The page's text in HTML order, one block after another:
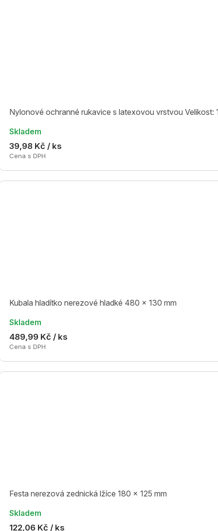
Nylonové ochranné rukavice s latexovou vrstvou Velikost:
Skladem
39,98 Kč / ks
Cena s DPH
Kubala hladítko nerezové hladké 480 x 130 mm
Skladem
489,99 Kč / ks
Cena s DPH
Festa nerezová zednická lžíce 180 x 125 mm
Skladem
122,06 Kč / ks